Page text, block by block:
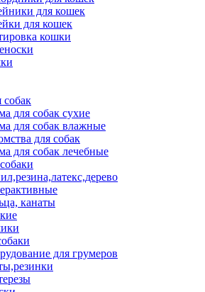
для кошек
для кошек
кошки
собак
для собак сухие
для собак влажные
для собак
для собак лечебные
канаты
для грумеров